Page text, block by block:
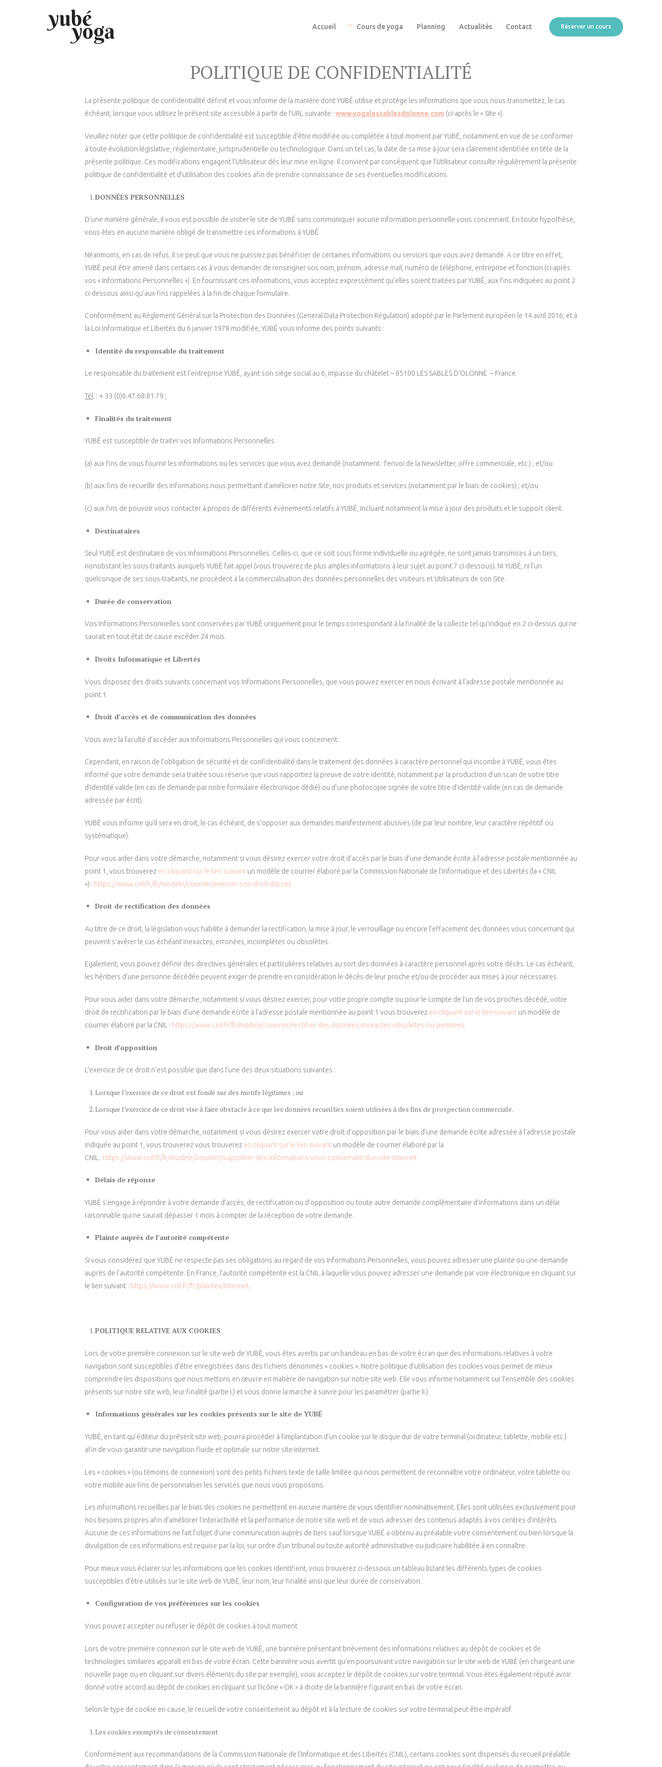
Accueil Cours de yoga Planning Actualités Contact Réserver un cours
YUBÉ YOGA
Planning
Actualités
POLITIQUE DE CONFIDENTIALITÉ
La présente politique de confidentialité définit et vous informe de la manière dont YUBÉ utilise et protège les informations que vous nous transmettez, le cas
échéant, lorsque vous utilisez le présent site accessible à partir de l’URL suivante : www.yogalessablesdolonne.com (ci-après le « Site »).
Veuillez noter que cette politique de confidentialité est susceptible d’être modifiée ou complétée à tout moment par YUBÉ, notamment en vue de se conformer
à toute évolution législative, réglementaire, jurisprudentielle ou technologique. Dans un tel cas, la date de sa mise à jour sera clairement identifiée en tête de la
présente politique. Ces modifications engagent l’Utilisateur dès leur mise en ligne. Il convient par conséquent que l’Utilisateur consulte régulièrement la présente
politique de confidentialité et d’utilisation des cookies afin de prendre connaissance de ses éventuelles modifications.
DONNÉES PERSONNELLES
D’une manière générale, il vous est possible de visiter le site de YUBÉ sans communiquer aucune information personnelle vous concernant. En toute hypothèse,
vous êtes en aucune manière obligé de transmettre ces informations à YUBÉ.
Néanmoins, en cas de refus, il se peut que vous ne puissiez pas bénéficier de certaines informations ou services que vous avez demandé. A ce titre en effet,
YUBÉ peut être amené dans certains cas à vous demander de renseigner vos nom, prénom, adresse mail, numéro de téléphone, entreprise et fonction (ci-après
vos « Informations Personnelles »). En fournissant ces informations, vous acceptez expressément qu’elles soient traitées par YUBÉ, aux fins indiquées au point 2
ci-dessous ainsi qu’aux fins rappelées à la fin de chaque formulaire.
Conformément au Règlement Général sur la Protection des Données (General Data Protection Régulation) adopté par le Parlement européen le 14 avril 2016, et à
la Loi Informatique et Libertés du 6 janvier 1978 modifiée, YUBÉ vous informe des points suivants :
Identité du responsable du traitement
Le responsable du traitement est l’entreprise YUBÉ, ayant son siège social au 6, impasse du châtelet – 85100 LES SABLES D’OLONNE – France.
Tél . : + 33 (0)6.47.68.81.79 ;
Finalités du traitement
YUBÉ est susceptible de traiter vos Informations Personnelles :
(a) aux fins de vous fournir les informations ou les services que vous avez demandé (notamment : l’envoi de la Newsletter, offre commerciale, etc.) ; et/ou
(b) aux fins de recueillir des informations nous permettant d’améliorer notre Site, nos produits et services (notamment par le biais de cookies) ; et/ou
(c) aux fins de pouvoir vous contacter à propos de différents événements relatifs à YUBÉ, incluant notamment la mise à jour des produits et le support client.
Destinataires
Seul YUBÉ est destinataire de vos Informations Personnelles. Celles-ci, que ce soit sous forme individuelle ou agrégée, ne sont jamais transmises à un tiers,
nonobstant les sous-traitants auxquels YUBÉ fait appel (vous trouverez de plus amples informations à leur sujet au point 7 ci-dessous). Ni YUBÉ, ni l’un
quelconque de ses sous-traitants, ne procèdent à la commercialisation des données personnelles des visiteurs et Utilisateurs de son Site.
Durée de conservation
Vos Informations Personnelles sont conservées par YUBÉ uniquement pour le temps correspondant à la finalité de la collecte tel qu’indiqué en 2 ci-dessus qui ne
saurait en tout état de cause excéder 24 mois.
Droits Informatique et Libertés
Vous disposez des droits suivants concernant vos Informations Personnelles, que vous pouvez exercer en nous écrivant à l’adresse postale mentionnée au
point 1.
Droit d’accès et de communication des données
Vous avez la faculté d’accéder aux Informations Personnelles qui vous concernent.
Cependant, en raison de l’obligation de sécurité et de confidentialité dans le traitement des données à caractère personnel qui incombe à YUBÉ, vous êtes
informé que votre demande sera traitée sous réserve que vous rapportiez la preuve de votre identité, notamment par la production d’un scan de votre titre
d’identité valide (en cas de demande par notre formulaire électronique dédié) ou d’une photocopie signée de votre titre d’identité valide (en cas de demande
adressée par écrit).
YUBÉ vous informe qu’il sera en droit, le cas échéant, de s’opposer aux demandes manifestement abusives (de par leur nombre, leur caractère répétitif ou
systématique).
Pour vous aider dans votre démarche, notamment si vous désirez exercer votre droit d’accès par le biais d’une demande écrite à l’adresse postale mentionnée au
point 1, vous trouverez en cliquant sur le lien suivant un modèle de courrier élaboré par la Commission Nationale de l’Informatique et des Libertés (la « CNIL
») : https://www.cnil.fr/fr/modele/courrier/exercer-son-droit-dacces
Droit de rectification des données
Au titre de ce droit, la législation vous habilite à demander la rectification, la mise à jour, le verrouillage ou encore l’effacement des données vous concernant qui
peuvent s’avérer le cas échéant inexactes, erronées, incomplètes ou obsolètes.
Egalement, vous pouvez définir des directives générales et particulières relatives au sort des données à caractère personnel après votre décès. Le cas échéant,
les héritiers d’une personne décédée peuvent exiger de prendre en considération le décès de leur proche et/ou de procéder aux mises à jour nécessaires.
Pour vous aider dans votre démarche, notamment si vous désirez exercer, pour votre propre compte ou pour le compte de l’un de vos proches décédé, votre
droit de rectification par le biais d’une demande écrite à l’adresse postale mentionnée au point 1 vous trouverez en cliquant sur le lien suivant un modèle de
courrier élaboré par la CNIL : https://www.cnil.fr/fr/modele/courrier/rectifier-des-donnees-inexactes-obsoletes-ou-perimees
Droit d’opposition
L’exercice de ce droit n’est possible que dans l’une des deux situations suivantes :
Lorsque l’exercice de ce droit est fondé sur des motifs légitimes ; ou
Lorsque l’exercice de ce droit vise à faire obstacle à ce que les données recueillies soient utilisées à des fins de prospection commerciale.
Pour vous aider dans votre démarche, notamment si vous désirez exercer votre droit d’opposition par le biais d’une demande écrite adressée à l’adresse postale
indiquée au point 1, vous trouverez vous trouverez en cliquant sur le lien suivant un modèle de courrier élaboré par la
CNIL : https://www.cnil.fr/fr/modele/courrier/supprimer-des-informations-vous-concernant-dun-site-internet
Délais de réponse
YUBÉ s’engage à répondre à votre demande d’accès, de rectification ou d’opposition ou toute autre demande complémentaire d’informations dans un délai
raisonnable qui ne saurait dépasser 1 mois à compter de la réception de votre demande.
Plainte auprès de l’autorité compétente
Si vous considérez que YUBÉ ne respecte pas ses obligations au regard de vos Informations Personnelles, vous pouvez adresser une plainte ou une demande
auprès de l’autorité compétente. En France, l’autorité compétente est la CNIL à laquelle vous pouvez adresser une demande par voie électronique en cliquant sur
le lien suivant : https://www.cnil.fr/fr/plaintes/internet.
POLITIQUE RELATIVE AUX COOKIES
Lors de votre première connexion sur le site web de YUBÉ, vous êtes avertis par un bandeau en bas de votre écran que des informations relatives à votre
navigation sont susceptibles d’être enregistrées dans des fichiers dénommés « cookies ». Notre politique d’utilisation des cookies vous permet de mieux
comprendre les dispositions que nous mettons en œuvre en matière de navigation sur notre site web. Elle vous informe notamment sur l’ensemble des cookies
présents sur notre site web, leur finalité (partie I.) et vous donne la marche à suivre pour les paramétrer (partie II.)
Informations générales sur les cookies présents sur le site de YUBÉ
YUBÉ, en tant qu’éditeur du présent site web, pourra procéder à l’implantation d’un cookie sur le disque dur de votre terminal (ordinateur, tablette, mobile etc.)
afin de vous garantir une navigation fluide et optimale sur notre site Internet.
Les « cookies » (ou témoins de connexion) sont des petits fichiers texte de taille limitée qui nous permettent de reconnaître votre ordinateur, votre tablette ou
votre mobile aux fins de personnaliser les services que nous vous proposons.
Les informations recueillies par le biais des cookies ne permettent en aucune manière de vous identifier nominativement. Elles sont utilisées exclusivement pour
nos besoins propres afin d’améliorer l’interactivité et la performance de notre site web et de vous adresser des contenus adaptés à vos centres d’intérêts.
Aucune de ces informations ne fait l’objet d’une communication auprès de tiers sauf lorsque YUBÉ a obtenu au préalable votre consentement ou bien lorsque la
divulgation de ces informations est requise par la loi, sur ordre d’un tribunal ou toute autorité administrative ou judiciaire habilitée à en connaître.
Pour mieux vous éclairer sur les informations que les cookies identifient, vous trouverez ci-dessous un tableau listant les différents types de cookies
susceptibles d’être utilisés sur le site web de YUBÉ, leur nom, leur finalité ainsi que leur durée de conservation.
Configuration de vos préférences sur les cookies
Vous pouvez accepter ou refuser le dépôt de cookies à tout moment
Lors de votre première connexion sur le site web de YUBÉ, une bannière présentant brièvement des informations relatives au dépôt de cookies et de
technologies similaires apparaît en bas de votre écran. Cette bannière vous avertit qu’en poursuivant votre navigation sur le site web de YUBÉ (en chargeant une
nouvelle page ou en cliquant sur divers éléments du site par exemple), vous acceptez le dépôt de cookies sur votre terminal. Vous êtes également réputé avoir
donné votre accord au dépôt de cookies en cliquant sur l’icône « OK » à droite de la bannière figurant en bas de votre écran.
Selon le type de cookie en cause, le recueil de votre consentement au dépôt et à la lecture de cookies sur votre terminal peut être impératif.
Les cookies exemptés de consentement
Conformément aux recommandations de la Commission Nationale de l’Informatique et des Libertés (CNIL), certains cookies sont dispensés du recueil préalable